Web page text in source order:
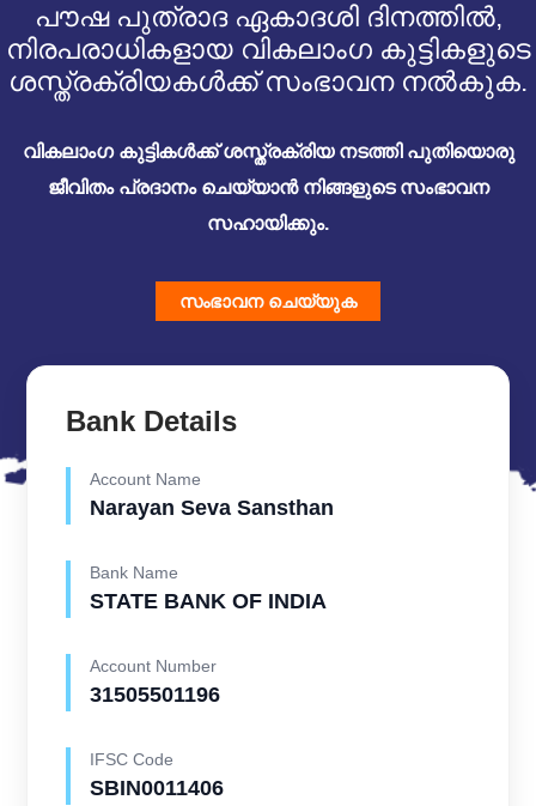
പൗഷ പുത്രാദ ഏകാദശി ദിനത്തിൽ,
നിരപരാധികളായ വികലാംഗ കുട്ടികളുടെ
ശസ്ത്രക്രിയകൾക്ക് സംഭാവന നൽകുക.
വികലാംഗ കുട്ടികൾക്ക് ശസ്ത്രക്രിയ നടത്തി പുതിയൊരു
ജീവിതം പ്രദാനം ചെയ്യാൻ നിങ്ങളുടെ സംഭാവന
സഹായിക്കും.
സംഭാവന ചെയ്യുക
Bank Details
Account Name
Narayan Seva Sansthan
Bank Name
STATE BANK OF INDIA
Account Number
31505501196
IFSC Code
SBIN0011406